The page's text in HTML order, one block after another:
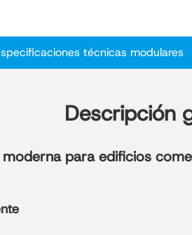
técnicas modulares
Descripción
para edificios